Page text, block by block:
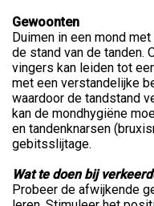
Gewoonten
Duimen in een mond
de stand van de tanden.
vingers kan leiden tot
met een verstandelijke
waardoor de tandstand
kan de mondhygiëne
en tandenknarsen
gebitsslijtage.
Wat te doen bij
Probeer de afwijkende